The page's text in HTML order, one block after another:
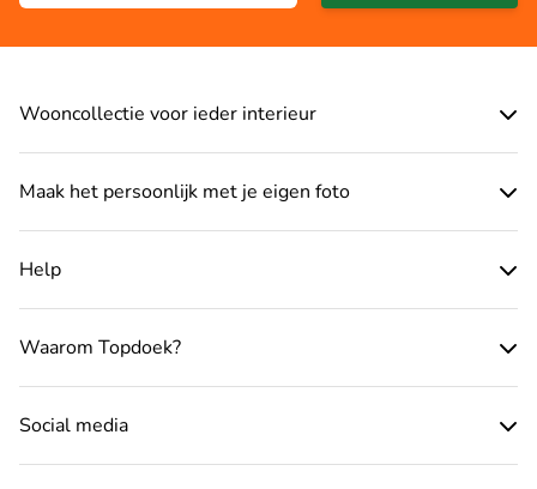
Wooncollectie voor ieder interieur
Maak het persoonlijk met je eigen foto
Help
Waarom Topdoek?
Social media